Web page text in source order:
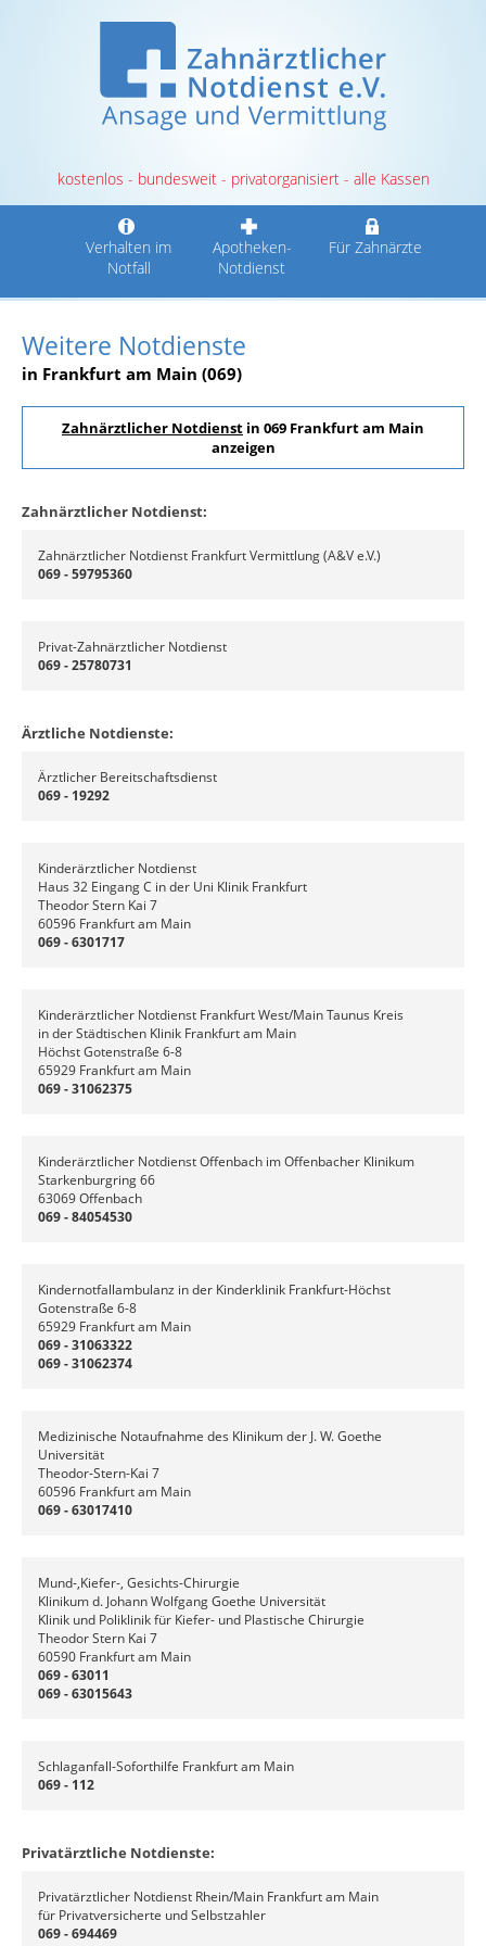
kostenlos - bundesweit - privatorganisiert - alle Kassen
Verhalten im
Notfall
Apotheken-
Notdienst
Für Zahnärzte
Weitere Notdienste
in Frankfurt am Main (069)
Zahnärztlicher Notdienst in 069 Frankfurt am Main
anzeigen
Zahnärztlicher Notdienst:
Zahnärztlicher Notdienst Frankfurt Vermittlung (A&V e.V.)
069 - 59795360
Privat-Zahnärztlicher Notdienst
069 - 25780731
Ärztliche Notdienste:
Ärztlicher Bereitschaftsdienst
069 - 19292
Kinderärztlicher Notdienst
Haus 32 Eingang C in der Uni Klinik Frankfurt
Theodor Stern Kai 7
60596 Frankfurt am Main
069 - 6301717
Kinderärztlicher Notdienst Frankfurt West/Main Taunus Kreis
in der Städtischen Klinik Frankfurt am Main
Höchst Gotenstraße 6-8
65929 Frankfurt am Main
069 - 31062375
Kinderärztlicher Notdienst Offenbach im Offenbacher Klinikum
Starkenburgring 66
63069 Offenbach
069 - 84054530
Kindernotfallambulanz in der Kinderklinik Frankfurt-Höchst
Gotenstraße 6-8
65929 Frankfurt am Main
069 - 31063322
069 - 31062374
Medizinische Notaufnahme des Klinikum der J. W. Goethe
Universität
Theodor-Stern-Kai 7
60596 Frankfurt am Main
069 - 63017410
Mund-,Kiefer-, Gesichts-Chirurgie
Klinikum d. Johann Wolfgang Goethe Universität
Klinik und Poliklinik für Kiefer- und Plastische Chirurgie
Theodor Stern Kai 7
60590 Frankfurt am Main
069 - 63011
069 - 63015643
Schlaganfall-Soforthilfe Frankfurt am Main
069 - 112
Privatärztliche Notdienste:
Privatärztlicher Notdienst Rhein/Main Frankfurt am Main
für Privatversicherte und Selbstzahler
069 - 694469